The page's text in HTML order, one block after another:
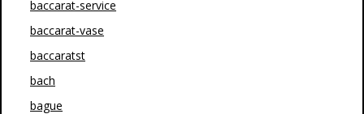
baccarat-service
baccarat-vase
baccaratst
bach
bague